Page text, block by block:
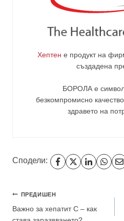
Хептен е продукт на
създадена
БОРОЛА е символ
безкомпромисно
здравето на
Сподели:
Навигация
ПРЕДИШЕН
Важно за хепатит С – как